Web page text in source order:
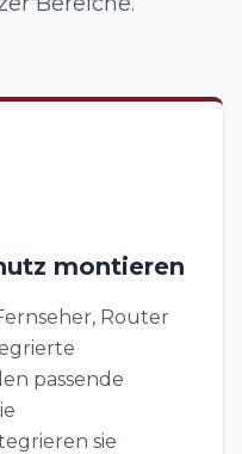
montieren
Router
passende
sie